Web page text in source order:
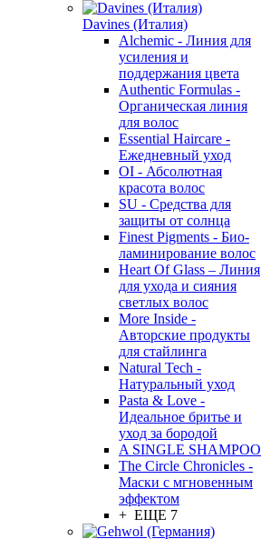
Davines (Италия)
Alchemic - Линия для
усиления и
поддержания цвета
Authentic Formulas -
Органическая линия
для волос
Essential Haircare -
Eжедневный уход
OI - Абсолютная
красота волос
SU - Средства для
защиты от солнца
Finest Pigments - Био-
ламинирование волос
Heart Of Glass – Линия
для ухода и сияния
светлых волос
More Inside -
Авторские продукты
для стайлинга
Natural Tech -
Натуральный уход
Pasta & Love -
Идеальное бритье и
уход за бородой
A SINGLE SHAMPOO
The Circle Chronicles -
Маски с мгновенным
эффектом
+ ЕЩЕ 7